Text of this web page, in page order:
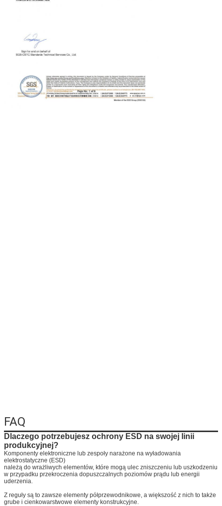
Oddzwonimy
FAQ
Dlaczego potrzebujesz ochrony ESD na swojej linii
produkcyjnej?
Komponenty elektroniczne lub zespoły narażone na wyładowania
elektrostatyczne (ESD)
należą do wrażliwych elementów, które mogą ulec zniszczeniu lub uszkodzeniu
w przypadku przekroczenia dopuszczalnych poziomów prądu lub energii
uderzenia.
Z reguły są to zawsze elementy półprzewodnikowe, a większość z nich to także
grube i cienkowarstwowe elementy konstrukcyjne.